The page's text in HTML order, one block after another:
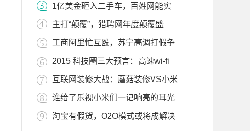
1亿美金砸入二手车，百姓网能实
主打“颠覆”，猎聘网年度颠覆盛
工商阿里忙互殴，苏宁高调打假争
2015 科技圈三大预言：高速wi-fi
互联网装修大战：蘑菇装修VS小米
谁给了乐视小米们一记响亮的耳光
淘宝有假货，O2O模式或将成解决